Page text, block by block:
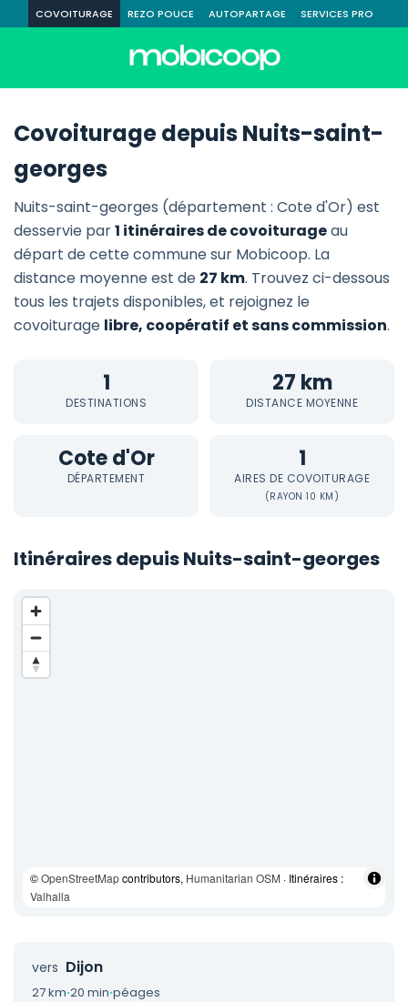
COVOITURAGE REZO POUCE AUTOPARTAGE SERVICES PRO
Covoiturage depuis Nuits-saint-
georges
Nuits-saint-georges (département : Cote d'Or) est
desservie par1 itinéraires de covoiturageau
départ de cette commune sur Mobicoop. La
distance moyenne est de 27 km. Trouvez ci-dessous
tous les trajets disponibles, et rejoignez le
covoiturage libre, coopératif et sans commission.
1
DESTINATIONS
27 km
DISTANCE MOYENNE
Cote d'Or
DÉPARTEMENT
1
AIRES DE COVOITURAGE
(RAYON 10 KM)
Itinéraires depuis Nuits-saint-georges
©OpenStreetMapcontributors, Humanitarian OSM · Itinéraires :
Valhalla
vers Dijon
27 km·20 min·péages